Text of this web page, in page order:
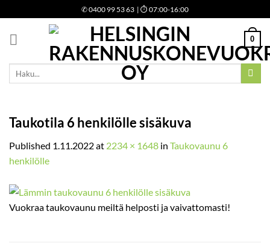
to
content
✆0400 99 53 63 | ⏱ 07:00-16:00
0
Etsi:
Taukotila 6 henkilölle sisäkuva
Published 1.11.2022at 2234 × 1648 in Taukovaunu 6
henkilölle
Vuokraa taukovaunu meiltä helposti ja vaivattomasti!